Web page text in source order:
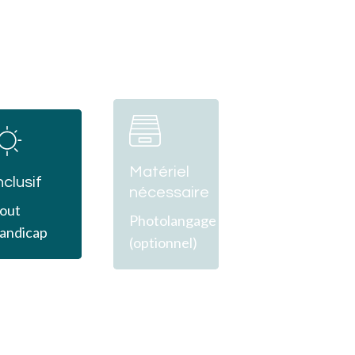
Matériel
nécessaire
Photolangage
(optionnel)